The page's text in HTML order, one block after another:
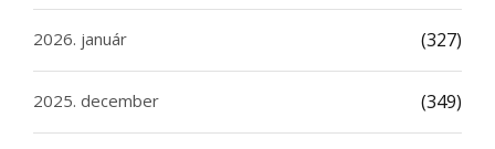
2026. január (327)
2025. december (349)